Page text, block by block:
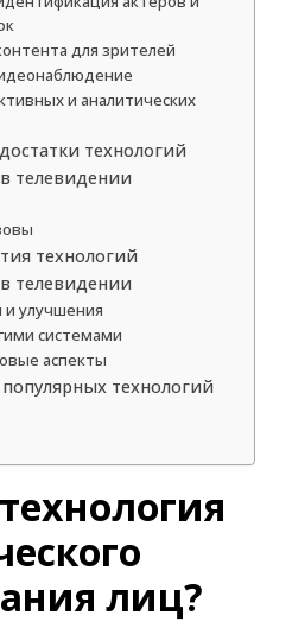
для зрителей
и аналитических
технологий
телевидении
технологий
телевидении
улучшения
системами
аспекты
технологий
лиц?